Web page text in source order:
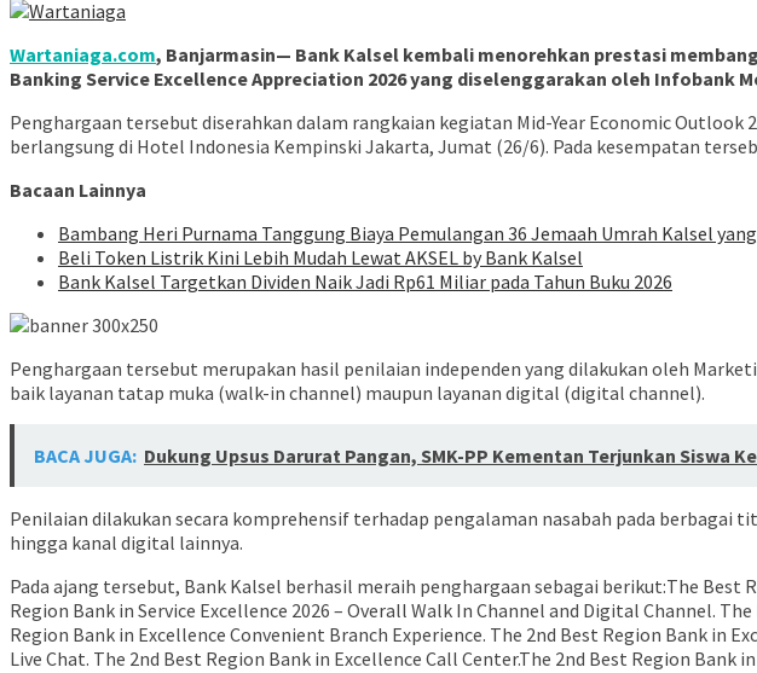
Wartaniaga.com, Banjarmasin— Bank Kalsel kembali menorehkan prestasi
Banking Service Excellence Appreciation 2026 yang diselenggarakan oleh Infobank
Penghargaan tersebut diserahkan dalam rangkaian kegiatan Mid-Year Economic
berlangsung di Hotel Indonesia Kempinski Jakarta, Jumat (26/6). Pada kesempatan
Bacaan Lainnya
Bambang Heri Purnama Tanggung Biaya Pemulangan 36 Jemaah Umrah Kalsel
Beli Token Listrik Kini Lebih Mudah Lewat AKSEL by Bank Kalsel
Bank Kalsel Targetkan Dividen Naik Jadi Rp61 Miliar pada Tahun Buku 2026
Penghargaan tersebut merupakan hasil penilaian independen yang dilakukan oleh
baik layanan tatap muka (walk-in channel) maupun layanan digital (digital channel).
BACA JUGA: Dukung Upsus Darurat Pangan, SMK-PP Kementan Terjunkan Siswa
Penilaian dilakukan secara komprehensif terhadap pengalaman nasabah pada berbagai
hingga kanal digital lainnya.
Pada ajang tersebut, Bank Kalsel berhasil meraih penghargaan sebagai berikut:The Best
Region Bank in Service Excellence 2026 – Overall Walk In Channel and Digital Channel.
Region Bank in Excellence Convenient Branch Experience. The 2nd Best Region Bank in
Live Chat. The 2nd Best Region Bank in Excellence Call Center.The 2nd Best Region Bank